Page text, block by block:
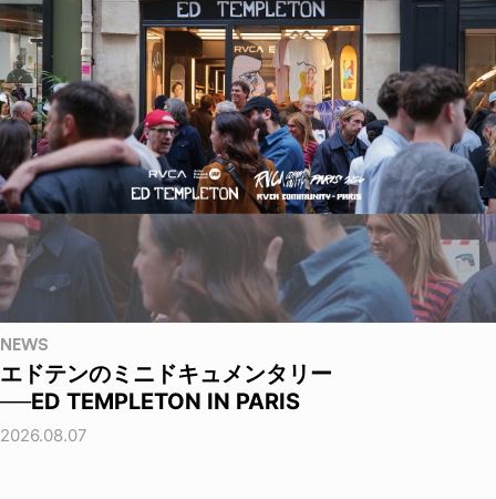
NEWS
エドテンのミニドキュメンタリー
──ED TEMPLETON IN PARIS
2026.08.07